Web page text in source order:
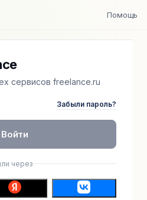
Помощь
сервисов freelance.ru
Забыли пароль?
Войти
через